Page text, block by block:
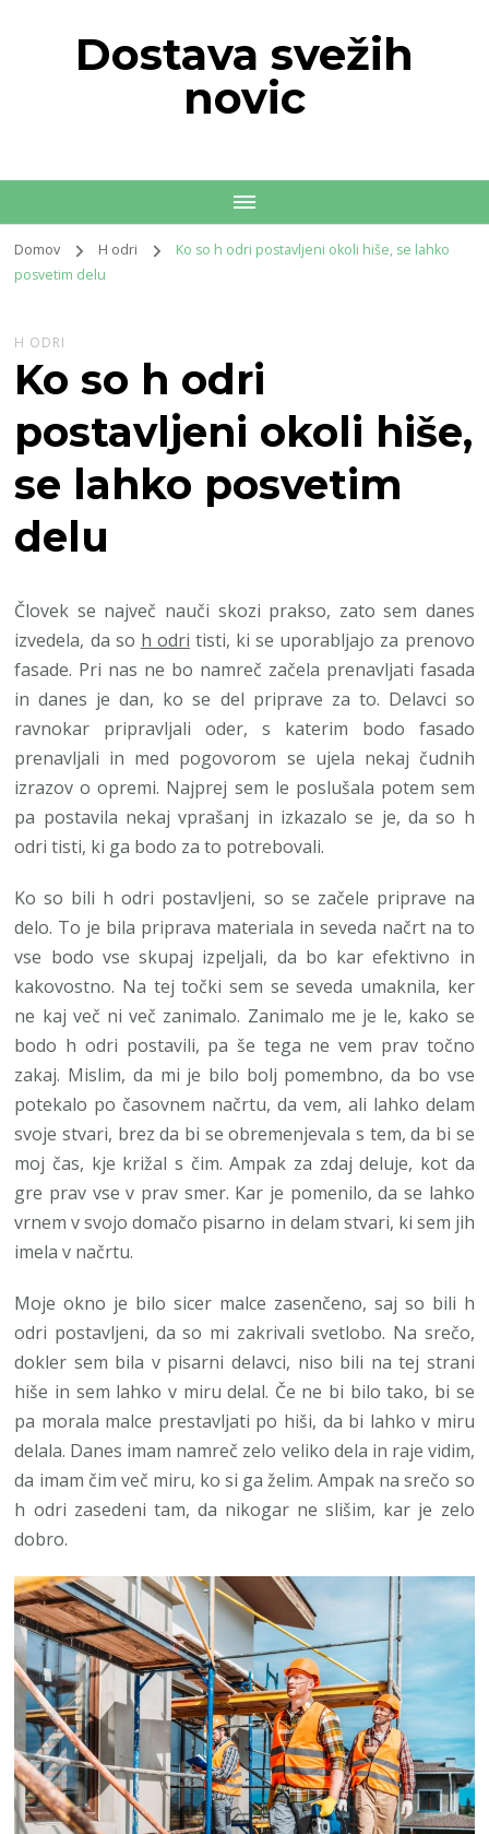
Dostava svežih
novic
Domov H odri
Ko so h odri postavljeni okoli hiše, se lahko
posvetim delu
H ODRI
Ko so h odri
postavljeni okoli hiše,
se lahko posvetim
delu
Človek se največ nauči skozi prakso, zato sem danes
izvedela, da so h odri tisti, ki se uporabljajo za prenovo
fasade. Pri nas ne bo namreč začela prenavljati fasada
in danes je dan, ko se del priprave za to. Delavci so
ravnokar pripravljali oder, s katerim bodo fasado
prenavljali in med pogovorom se ujela nekaj čudnih
izrazov o opremi. Najprej sem le poslušala potem sem
pa postavila nekaj vprašanj in izkazalo se je, da so h
odri tisti, ki ga bodo za to potrebovali.
Ko so bili h odri postavljeni, so se začele priprave na
delo. To je bila priprava materiala in seveda načrt na to
vse bodo vse skupaj izpeljali, da bo kar efektivno in
kakovostno. Na tej točki sem se seveda umaknila, ker
ne kaj več ni več zanimalo. Zanimalo me je le, kako se
bodo h odri postavili, pa še tega ne vem prav točno
zakaj. Mislim, da mi je bilo bolj pomembno, da bo vse
potekalo po časovnem načrtu, da vem, ali lahko delam
svoje stvari, brez da bi se obremenjevala s tem, da bi se
moj čas, kje križal s čim. Ampak za zdaj deluje, kot da
gre prav vse v prav smer. Kar je pomenilo, da se lahko
vrnem v svojo domačo pisarno in delam stvari, ki sem jih
imela v načrtu.
Moje okno je bilo sicer malce zasenčeno, saj so bili h
odri postavljeni, da so mi zakrivali svetlobo. Na srečo,
dokler sem bila v pisarni delavci, niso bili na tej strani
hiše in sem lahko v miru delal. Če ne bi bilo tako, bi se
pa morala malce prestavljati po hiši, da bi lahko v miru
delala. Danes imam namreč zelo veliko dela in raje vidim,
da imam čim več miru, ko si ga želim. Ampak na srečo so
h odri zasedeni tam, da nikogar ne slišim, kar je zelo
dobro.